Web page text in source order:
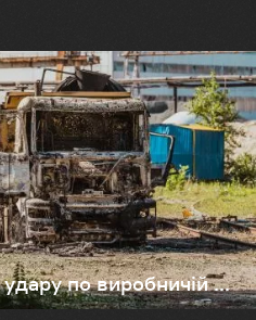
по виробничій ...